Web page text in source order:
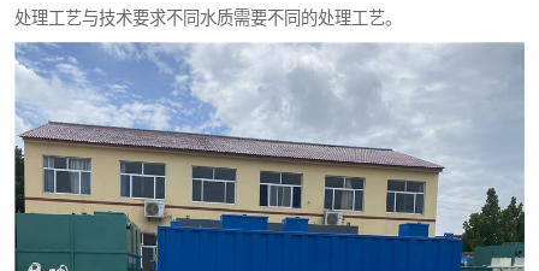
处理工艺与技术要求不同水质需要不同的处理工艺。